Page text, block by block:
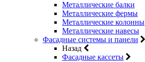
Металлические балки
Металлические фермы
Металлические колонны
Металлические навесы
Фасадные системы и панели
Назад
Фасадные кассеты